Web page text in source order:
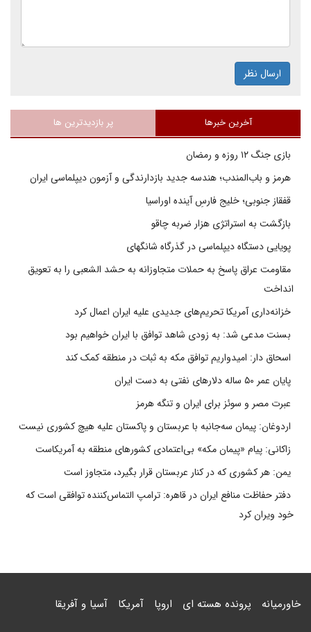
ارسال نظر
آخرین خبرها پر بازدیدترین ها
بازی جنگ ۱۲ روزه و رمضان
هرمز و باب‌المندب؛ هندسه جدید بازدارندگی و آزمون دیپلماسی ایران
قفقاز جنوبی؛ خلیج فارسِ آینده اوراسیا
بازگشت به استراتژی هزار ضربه چاقو
پویایی دستگاه دیپلماسی در گذرگاه شانگهای
مقاومت عراق پاسخ به حملات متجاوزانه به حشد الشعبی را به تعویق
انداخت
خزانه‌داری آمریکا تحریم‌های جدیدی علیه ایران اعمال کرد
بسنت مدعی شد: به زودی شاهد توافق با ایران خواهیم بود
اسحاق دار: امیدواریم توافق مکه به ثبات در منطقه کمک کند
پایان عمر ۵۰ ساله دلارهای نفتی به دست ایران
عبرت مصر و سوئز برای ایران و تنگه هرمز
اردوغان: پیمان سه‌جانبه با عربستان و پاکستان علیه هیچ کشوری نیست
زاکانی: پیام «پیمان مکه» بی‌اعتمادی کشورهای منطقه به آمریکاست
یمن: هر کشوری که در کنار عربستان قرار بگیرد، متجاوز است
دفتر حفاظت منافع ایران در قاهره: ترامپ التماس‌کننده توافقی است که
خود ویران کرد
خاورمیانه پرونده هسته ای اروپا آمریکا آسیا و آفریقا